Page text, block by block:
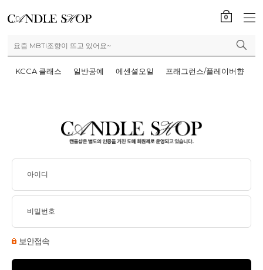
0
KCCA 클래스 일반공예 에센셜오일 프래그런스/플레이버향
보안접속